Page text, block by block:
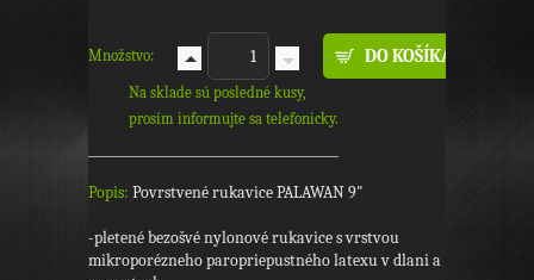
Množstvo:
Na sklade sú posledné kusy,
prosím informujte sa telefonicky.
Popis: Povrstvené rukavice PALAWAN 9"
-pletené bezošvé nylonové rukavice s vrstvou
mikroporézneho paropriepustného latexu v dlani a